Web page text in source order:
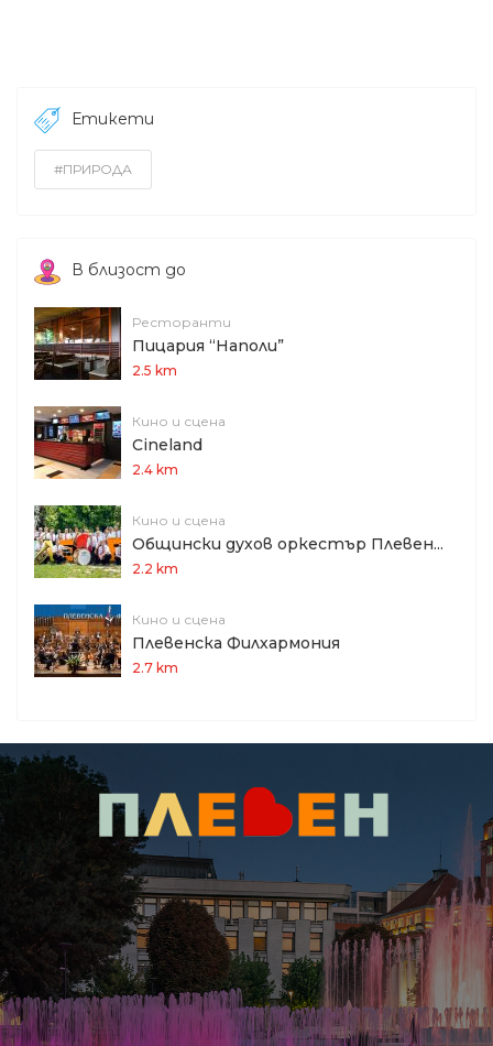
Етикети
#ПРИРОДА
В близост до
Ресторанти
Пицария “Наполи”
2.5 km
Кино и сцена
Cineland
2.4 km
Кино и сцена
Общински духов оркестър Плевен...
2.2 km
Кино и сцена
Плевенска Филхармония
2.7 km